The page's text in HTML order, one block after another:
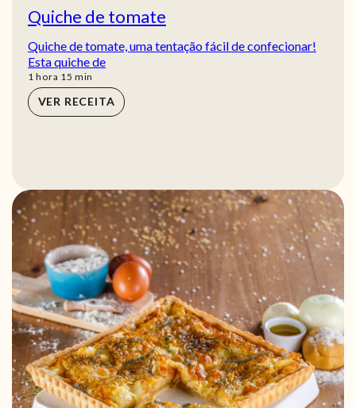
Quiche de tomate
Quiche de tomate, uma tentação fácil de confecionar!
Esta quiche de
1 hora
hora 15 min
min
VER RECEITA